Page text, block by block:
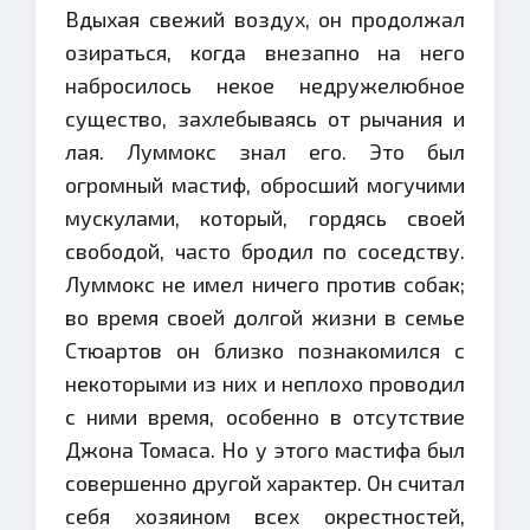
Вдыхая свежий воздух, он продолжал
озираться, когда внезапно на него
набросилось некое недружелюбное
существо, захлебываясь от рычания и
лая. Луммокс знал его. Это был
огромный мастиф, обросший могучими
мускулами, который, гордясь своей
свободой, часто бродил по соседству.
Луммокс не имел ничего против собак;
во время своей долгой жизни в семье
Стюартов он близко познакомился с
некоторыми из них и неплохо проводил
с ними время, особенно в отсутствие
Джона Томаса. Но у этого мастифа был
совершенно другой характер. Он считал
себя хозяином всех окрестностей,